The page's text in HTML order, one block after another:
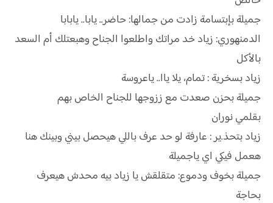
جميلة بإبتسامة زادت من جمالها: حاضر.. يابا.. يابابا
الدمنهوري: زياد خد مراتك واطلعوا الجناح وهبعتلك أم السعد
بالأكل
زياد بسخرية : تمام، يلا ياا.. ياعروسة
جميلة بحزن صعدت مع ززوجها للجناح الخاص بهم
بقلمي نوران
زياد بتحذ.ير : عارفة لو حد عرف باللي هيحصل بيني وبينك هنا
هعمل فيكي اي ياجميلة
جميلة بخوف ودموع: متقلقش يا زياد بيه محدش هيعرف
بحاجة